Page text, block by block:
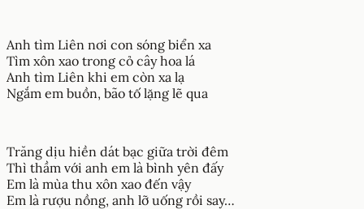
Anh tìm Liên nơi con sóng biển xa
Tìm xôn xao trong cỏ cây hoa lá
Anh tìm Liên khi em còn xa lạ
Ngắm em buồn, bão tố lặng lẽ qua
Trăng dịu hiền dát bạc giữa trời đêm
Thì thầm với anh em là bình yên đấy
Em là mùa thu xôn xao đến vậy
Em là rượu nồng, anh lỡ uống rồi say…